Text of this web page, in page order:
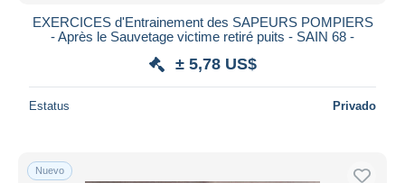
EXERCICES d'Entrainement des SAPEURS POMPIERS
- Après le Sauvetage victime retiré puits - SAIN 68 -
± 5,78 US$
Estatus Privado
Nuevo